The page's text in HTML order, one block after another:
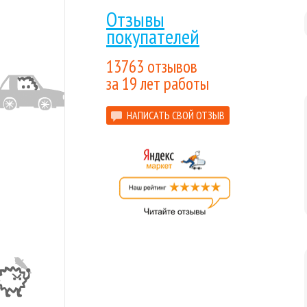
Отзывы
покупателей
13763 отзывов
за 19 лет работы
НАПИСАТЬ СВОЙ ОТЗЫВ